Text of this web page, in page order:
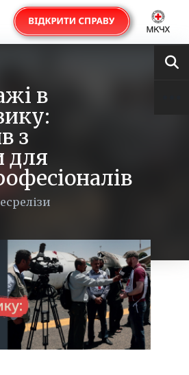
в
з
для